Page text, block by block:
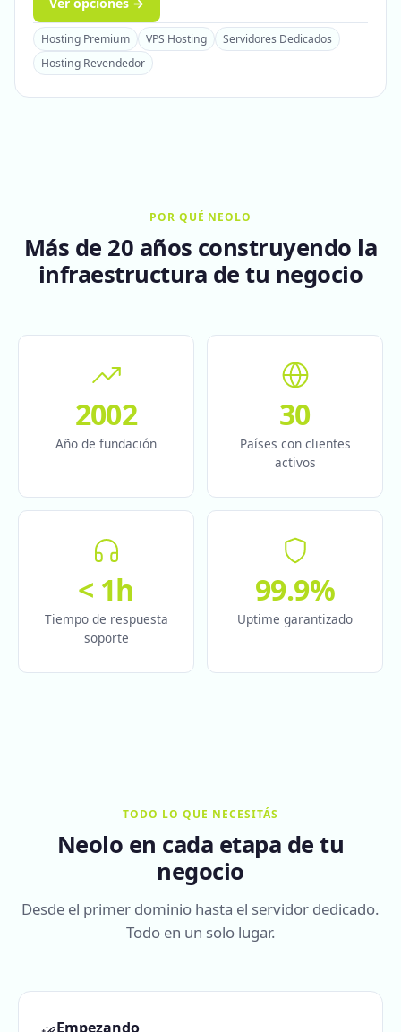
Hosting Premium VPS Hosting
Servidores Dedicados
Hosting Revendedor
POR QUÉ NEOLO
Más de 20 años construyendo la
infraestructura de tu negocio
2002
Año de fundación
30
Países con clientes
activos
< 1h
Tiempo de respuesta
soporte
99.9%
Uptime garantizado
TODO LO QUE NECESITÁS
Neolo en cada etapa de tu
negocio
Desde el primer dominio hasta el servidor dedicado.
Todo en un solo lugar.
Empezando